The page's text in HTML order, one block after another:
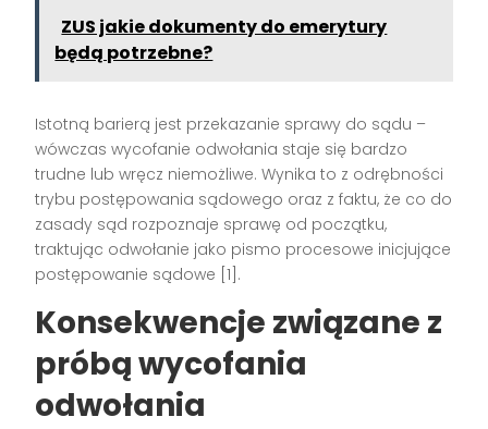
ZUS jakie dokumenty do emerytury
będą potrzebne?
Istotną barierą jest przekazanie sprawy do sądu –
wówczas wycofanie odwołania staje się bardzo
trudne lub wręcz niemożliwe. Wynika to z odrębności
trybu postępowania sądowego oraz z faktu, że co do
zasady sąd rozpoznaje sprawę od początku,
traktując odwołanie jako pismo procesowe inicjujące
postępowanie sądowe [1].
Konsekwencje związane z
próbą wycofania
odwołania